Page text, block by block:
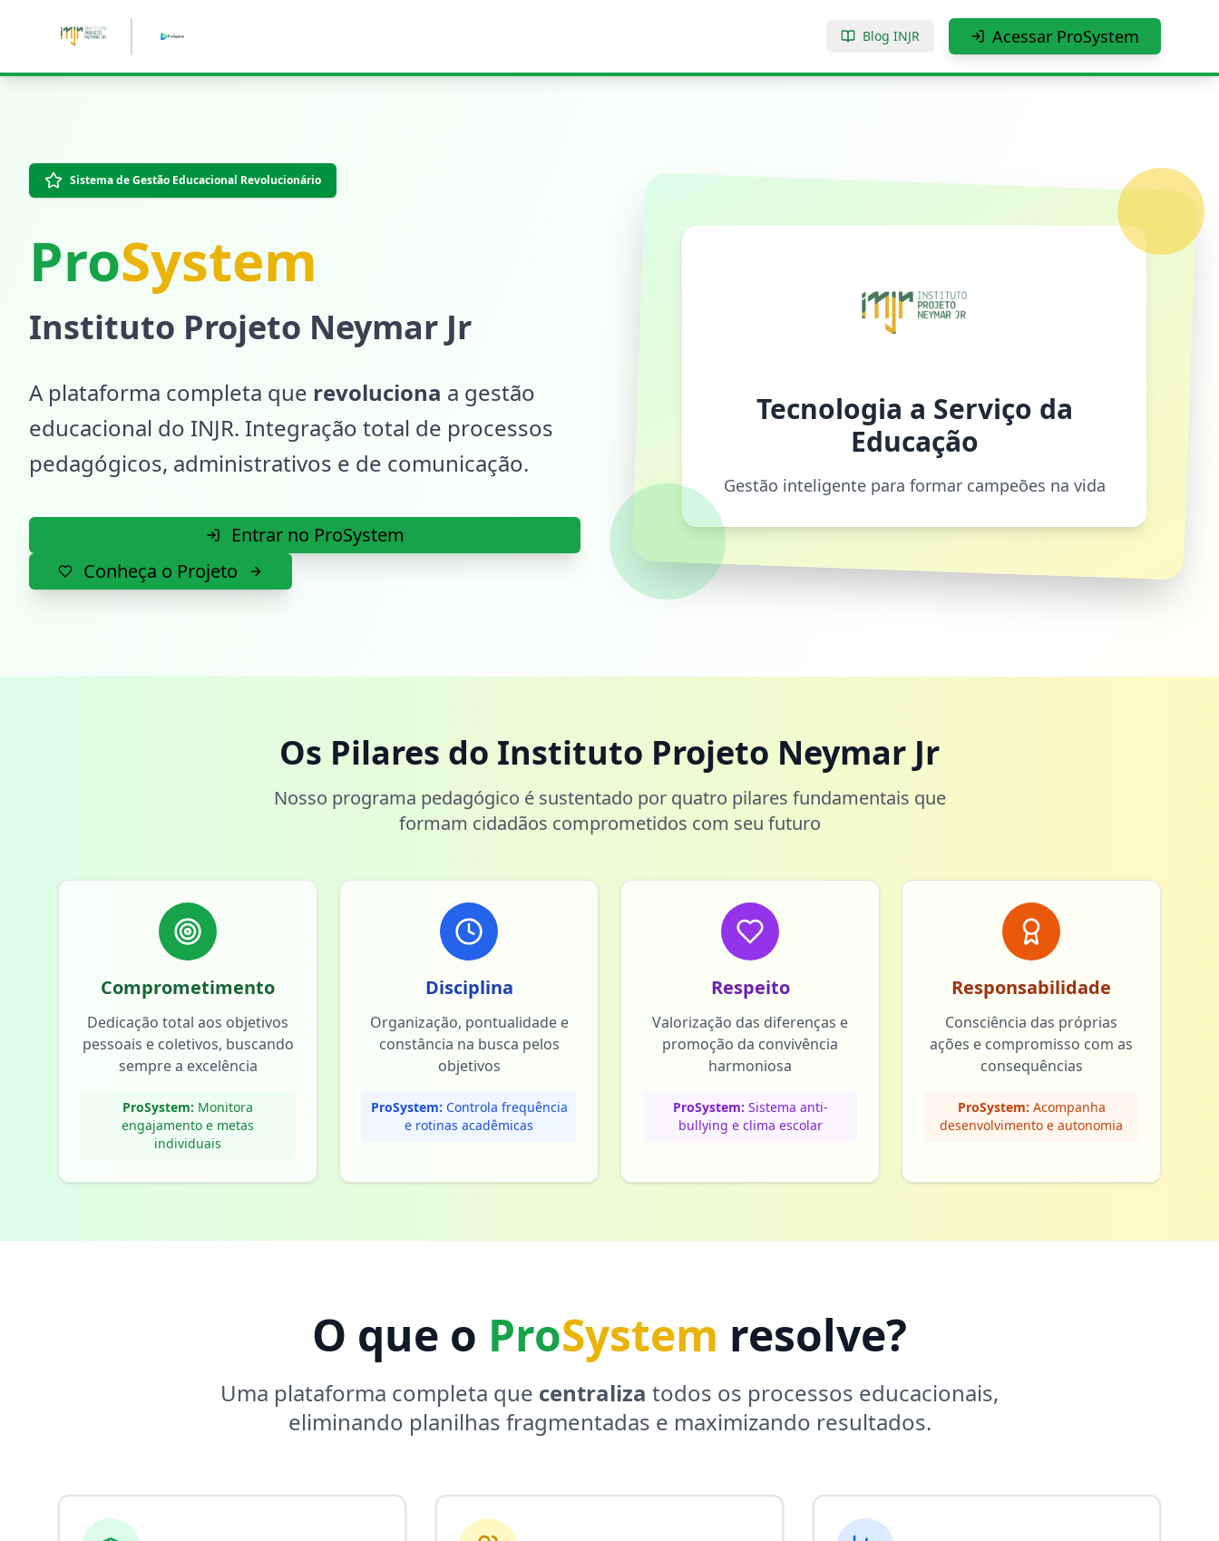
Pular para o conteúdo principal
Blog INJR Acessar ProSystem
Sistema de Gestão Educacional Revolucionário
ProSystem
Instituto Projeto Neymar Jr
A plataforma completa que revoluciona a gestão
educacional do INJR. Integração total de processos
pedagógicos, administrativos e de comunicação.
Entrar no ProSystem
Conheça o Projeto
Tecnologia a Serviço da
Educação
Gestão inteligente para formar campeões na vida
Os Pilares do Instituto Projeto Neymar Jr
Nosso programa pedagógico é sustentado por quatro pilares fundamentais que
formam cidadãos comprometidos com seu futuro
Comprometimento
Dedicação total aos objetivos
pessoais e coletivos, buscando
sempre a excelência
ProSystem: Monitora
engajamento e metas
individuais
Disciplina
Organização, pontualidade e
constância na busca pelos
objetivos
ProSystem: Controla frequência
e rotinas acadêmicas
Respeito
Valorização das diferenças e
promoção da convivência
harmoniosa
ProSystem: Sistema anti-
bullying e clima escolar
Responsabilidade
Consciência das próprias
ações e compromisso com as
consequências
ProSystem: Acompanha
desenvolvimento e autonomia
O que o ProSystem resolve?
Uma plataforma completa que centraliza todos os processos educacionais,
eliminando planilhas fragmentadas e maximizando resultados.